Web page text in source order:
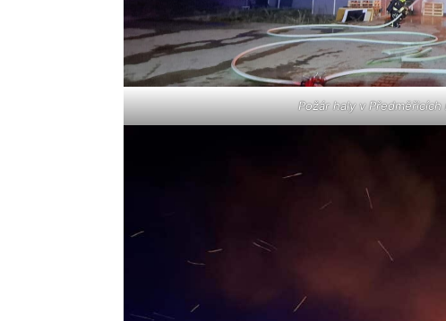
Požár haly v